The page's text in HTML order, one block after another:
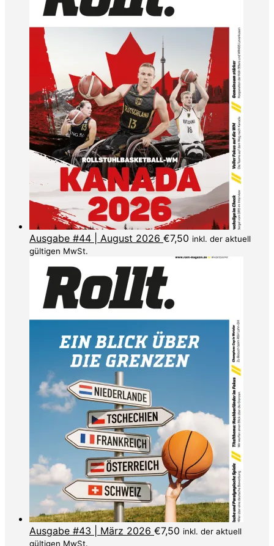
Ausgabe #44 | August 2026 €7,50 inkl. der aktuell
gültigen MwSt.
Ausgabe #43 | März 2026 €7,50 inkl. der aktuell
gültigen MwSt.